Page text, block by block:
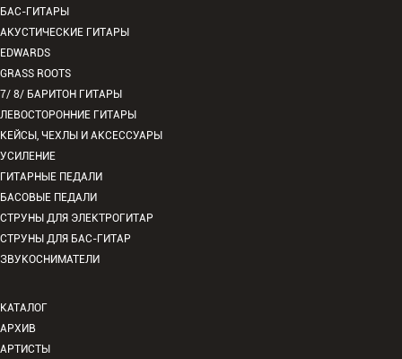
БАС-ГИТАРЫ
АКУСТИЧЕСКИЕ ГИТАРЫ
EDWARDS
GRASS ROOTS
7/ 8/ БАРИТОН ГИТАРЫ
ЛЕВОСТОРОННИЕ ГИТАРЫ
КЕЙСЫ, ЧЕХЛЫ И АКСЕССУАРЫ
УСИЛЕНИЕ
ГИТАРНЫЕ ПЕДАЛИ
БАСОВЫЕ ПЕДАЛИ
СТРУНЫ ДЛЯ ЭЛЕКТРОГИТАР
СТРУНЫ ДЛЯ БАС-ГИТАР
ЗВУКОСНИМАТЕЛИ
КАТАЛОГ
АРХИВ
АРТИСТЫ